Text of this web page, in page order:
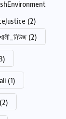
(2)
(2)
(1)
(2)